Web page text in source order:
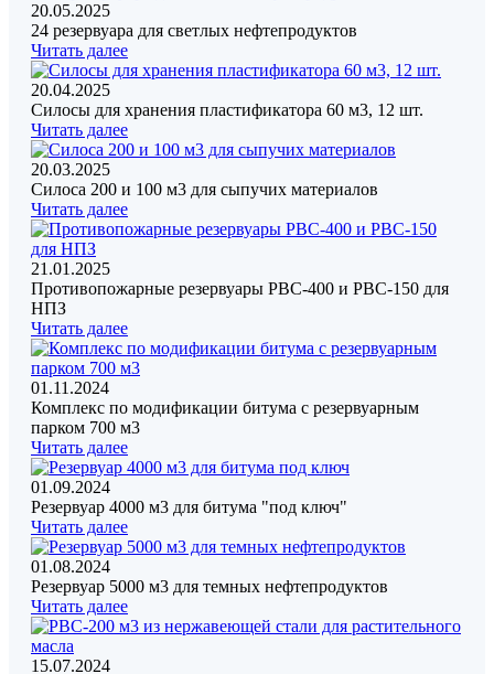
20.05.2025
24 резервуара для светлых нефтепродуктов
Читать далее
20.04.2025
Силосы для хранения пластификатора 60 м3, 12 шт.
Читать далее
20.03.2025
Силоса 200 и 100 м3 для сыпучих материалов
Читать далее
21.01.2025
Противопожарные резервуары РВС-400 и РВС-150 для
НПЗ
Читать далее
01.11.2024
Комплекс по модификации битума с резервуарным
парком 700 м3
Читать далее
01.09.2024
Резервуар 4000 м3 для битума "под ключ"
Читать далее
01.08.2024
Резервуар 5000 м3 для темных нефтепродуктов
Читать далее
15.07.2024